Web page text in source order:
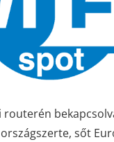
routerén
sőt